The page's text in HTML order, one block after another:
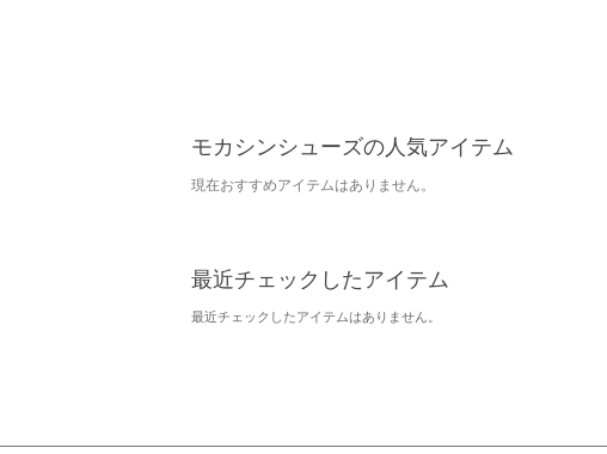
モカシンシューズの人気アイテム
現在おすすめアイテムはありません。
最近チェックしたアイテム
最近チェックしたアイテムはありません。